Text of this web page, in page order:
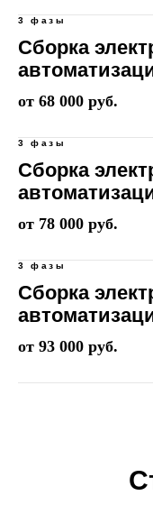
3 фазы
Сборка
от 68 000 руб.
3 фазы
Сборка
от 78 000 руб.
3 фазы
Сборка
от 93 000 руб.